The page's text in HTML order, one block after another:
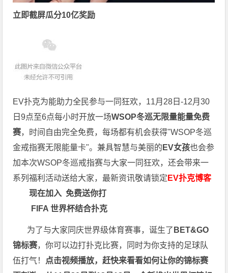
立即截屏瓜分10亿奖励
EV扑克为能助力全民参与一同狂欢，11月28日-12月30
日9点至6点每小时开放一场WSOP冬巡无限量能量免费
赛，时间自由完全免费，每场都有机会获得"WSOP冬巡
金戒指赛无限能量卡"。兼具智慧与美丽的 EV女孩也会参
加本次WSOP冬巡戒指赛与大家一同狂欢，还会带来一
系列福利活动送给大家，最新资讯敬请锁定 EV扑克博客
现在加入免费送你打
FIFA 世界杯结合扑克
为了与大家同庆世界级体育赛事，诞生了 BET&GO
锦标赛，你可以边打扑克比赛，同时为你支持的足球队
伍打气！ 点击视频播放，赶快来看看如何让你的锦标赛